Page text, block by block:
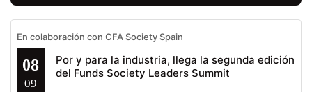
En colaboración con CFA Society Spain
08
09
Por y para la industria, llega la segunda edición
del Funds Society Leaders Summit